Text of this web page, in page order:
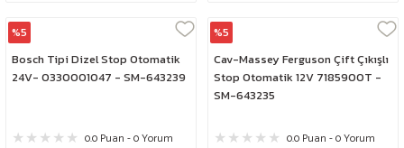
%5
Klf
Bosch Tipi Dizel Stop Otomatik
24V- 0330001047 - SM-643239
0.0 Puan - 0 Yorum
%5
Klf
Cav-Massey Ferguson Çift Çıkışlı
Stop Otomatik 12V 7185900T -
SM-643235
0.0 Puan - 0 Yorum